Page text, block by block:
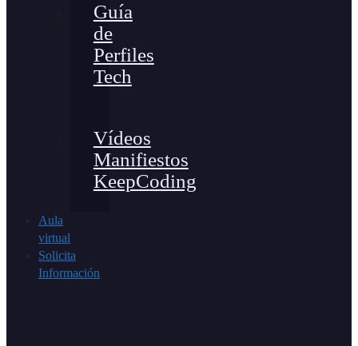
Guía
de
Perfiles
Tech
Vídeos
Manifiestos
KeepCoding
Aula
virtual
Solicita
Información